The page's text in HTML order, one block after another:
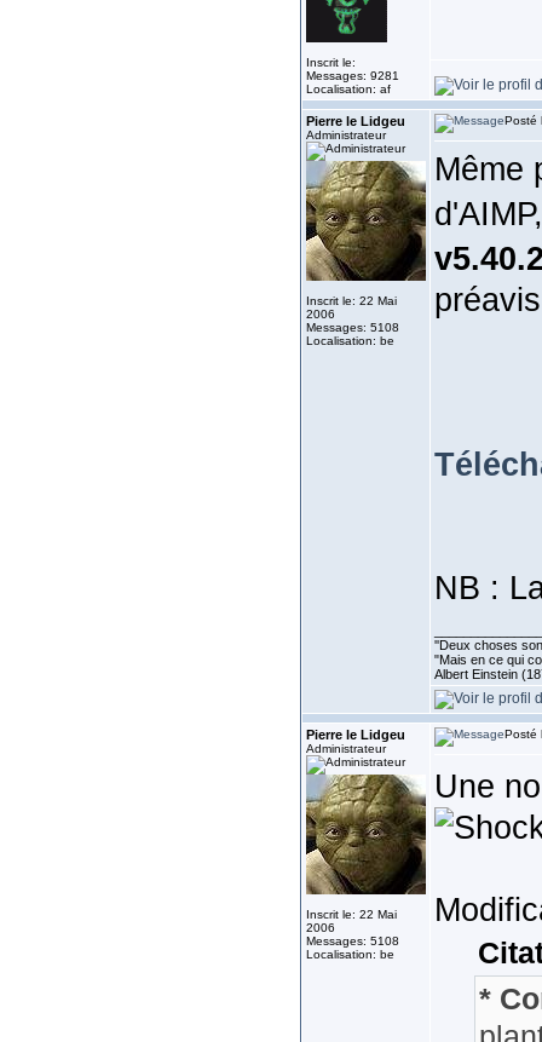
Inscrit le:
Messages: 9281
Localisation: af
Pierre le Lidgeu
Administrateur
Inscrit le: 22 Mai
2006
Messages: 5108
Localisation: be
Posté
Même
NB :
''Deux choses
"Mais en ce qui
Albert Einstein
Pierre le Lidgeu
Administrateur
Inscrit le: 22 Mai
2006
Messages: 5108
Localisation: be
Posté
Une
*